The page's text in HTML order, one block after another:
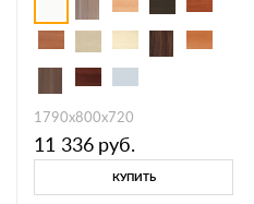
1790х800х720
11 336 руб.
КУПИТЬ